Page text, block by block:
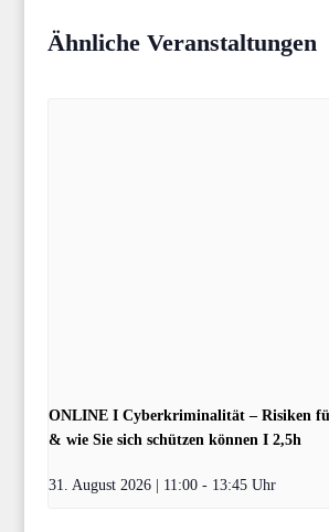
Ähnliche Veranstaltungen
ONLINE I Cyberkriminalität – Risiken
& wie Sie sich schützen können I 2,5h
31. August 2026 | 11:00 - 13:45